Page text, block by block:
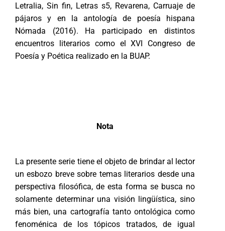
Letralia, Sin fin, Letras s5, Revarena, Carruaje de
pájaros y en la antología de poesía hispana
Nómada (2016). Ha participado en distintos
encuentros literarios como el XVI Congreso de
Poesía y Poética realizado en la BUAP.
Nota
La presente serie tiene el objeto de brindar al lector
un esbozo breve sobre temas literarios desde una
perspectiva filosófica, de esta forma se busca no
solamente determinar una visión lingüística, sino
más bien, una cartografía tanto ontológica como
fenoménica de los tópicos tratados, de igual